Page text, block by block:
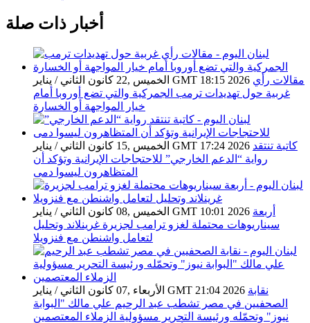
أخبار ذات صلة
الخميس ,22 كانون الثاني / يناير GMT 18:15 2026 مقالات رأي
غربية حول تهديدات ترمب الجمركية والتي تضع أوروبا أمام
خيار المواجهة أو الخسارة
الخميس ,15 كانون الثاني / يناير GMT 17:24 2026 كاتبة تنتقد
رواية “الدعم الخارجي” للاحتجاجات الإيرانية وتؤكد أن
المتظاهرون ليسوا دمى
الخميس ,08 كانون الثاني / يناير GMT 10:01 2026 أربعة
سيناريوهات محتملة لغزو ترامب لجزيرة غرينلاند وتحليل
لتعامل واشنطن مع فنزويلا
الأربعاء ,07 كانون الثاني / يناير GMT 21:04 2026 نقابة
الصحفيين في مصر تشطب عبد الرحيم علي مالك "البوابة
نيوز" وتحمّله ورئيسة التحرير مسؤولية الزملاء المعتصمين